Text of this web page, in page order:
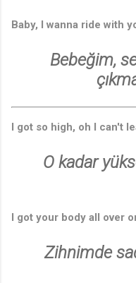
Baby, I wanna ride with
Bebeğim,
I got so high, oh I can't
O kadar
I got your body all over
Zihnimde